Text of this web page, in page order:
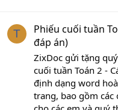
T
Phiếu cuối tuần
đáp án)
ZixDoc gửi tặng
cuối tuần Toán 2 -
định dạng word
trang, bao gồm các